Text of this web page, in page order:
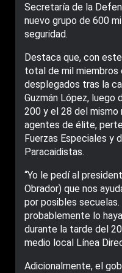
Secretaría de la
nuevo grupo de 600
seguridad.
Destaca que, con
total de mil miembros
desplegados tras la
Guzmán López, luego
200 y el 28 del mismo
agentes de élite,
Fuerzas Especiales y
Paracaidistas.
“Yo le pedí al
Obrador) que nos
por posibles
probablemente lo
durante la tarde del
medio local Línea
Adicionalmente, el